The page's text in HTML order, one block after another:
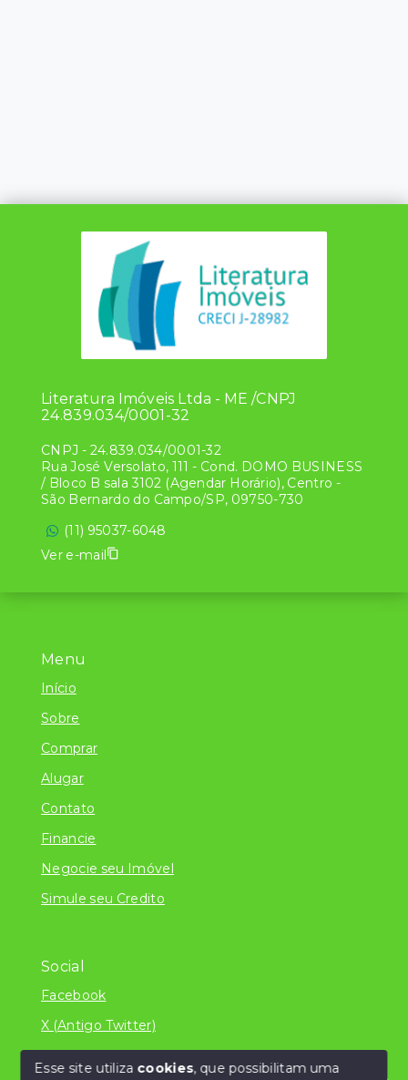
Menu
Início
Sobre
Comprar
Alugar
Contato
Financie
Negocie seu Imóvel
Simule seu Credito
Social
Facebook
X (Antigo Twitter)
Literatura Imóveis Ltda - ME /CNPJ
24.839.034/0001-32
CNPJ - 24.839.034/0001-32
Rua José Versolato, 111 - Cond. DOMO BUSINESS
/ Bloco B sala 3102 (Agendar Horário), Centro -
São Bernardo do Campo/SP, 09750-730
(11) 95037-6048
Ver e-mail
Esse site utiliza cookies, que possibilitam uma